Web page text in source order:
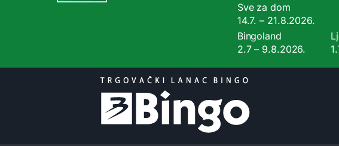
Sve za dom
14.7. – 21.8.2026.
Bingoland
2.7 – 9.8.2026.